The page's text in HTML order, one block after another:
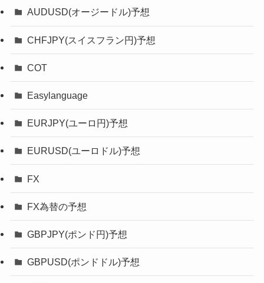
AUDUSD(オージードル)予想
CHFJPY(スイスフラン円)予想
COT
Easylanguage
EURJPY(ユーロ円)予想
EURUSD(ユーロドル)予想
FX
FX為替の予想
GBPJPY(ポンド円)予想
GBPUSD(ポンドドル)予想